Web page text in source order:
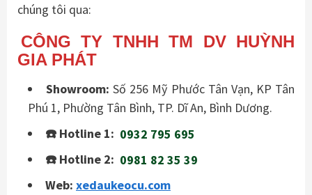
chúng tôi qua:
CÔNG TY TNHH TM DV HUỲNH
GIA PHÁT
Showroom: Số 256 Mỹ Phước Tân Vạn, KP Tân
Phú 1, Phường Tân Bình, TP. Dĩ An, Bình Dương.
☎️ Hotline 1: 0932 795 695
☎️ Hotline 2: 0981 82 35 39
Web: xedaukeocu.com